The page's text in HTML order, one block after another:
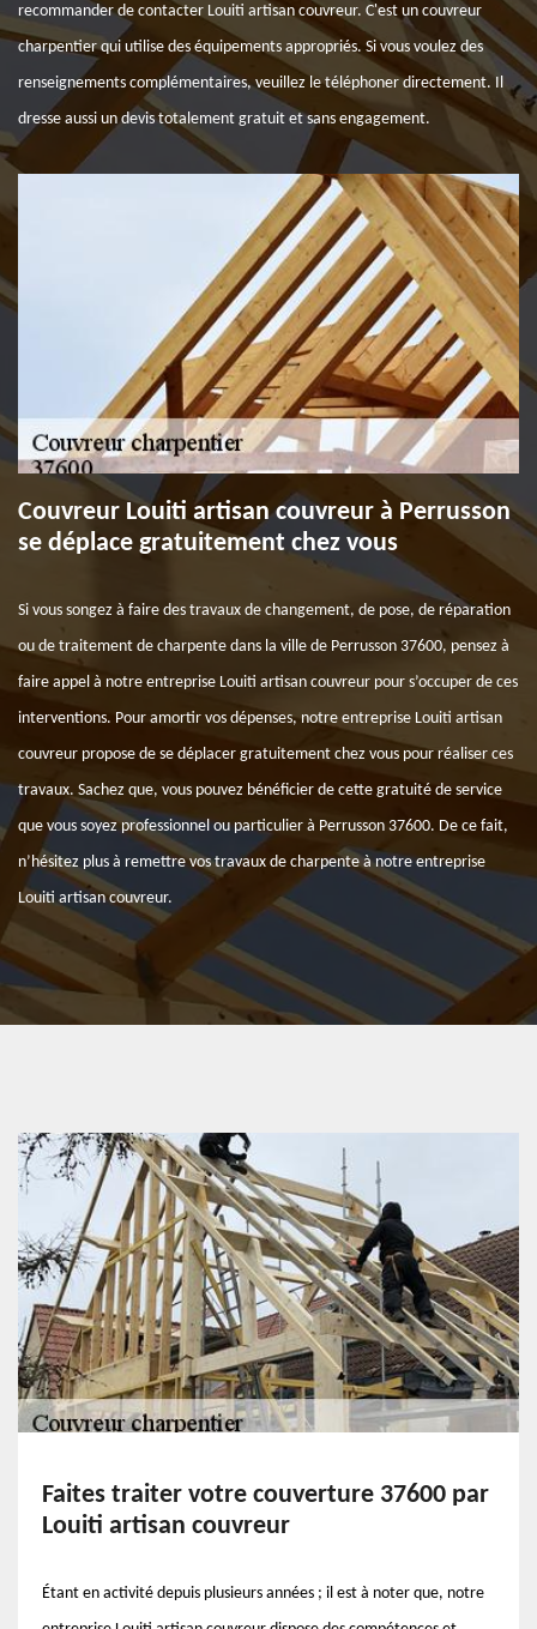
recommander de contacter Louiti artisan couvreur. C'est un couvreur
charpentier qui utilise des équipements appropriés. Si vous voulez des
renseignements complémentaires, veuillez le téléphoner directement. Il
dresse aussi un devis totalement gratuit et sans engagement.
Couvreur Louiti artisan couvreur à Perrusson
se déplace gratuitement chez vous
Si vous songez à faire des travaux de changement, de pose, de réparation
ou de traitement de charpente dans la ville de Perrusson 37600, pensez à
faire appel à notre entreprise Louiti artisan couvreur pour s’occuper de ces
interventions. Pour amortir vos dépenses, notre entreprise Louiti artisan
couvreur propose de se déplacer gratuitement chez vous pour réaliser ces
travaux. Sachez que, vous pouvez bénéficier de cette gratuité de service
que vous soyez professionnel ou particulier à Perrusson 37600. De ce fait,
n’hésitez plus à remettre vos travaux de charpente à notre entreprise
Louiti artisan couvreur.
Faites traiter votre couverture 37600 par
Louiti artisan couvreur
Étant en activité depuis plusieurs années ; il est à noter que, notre